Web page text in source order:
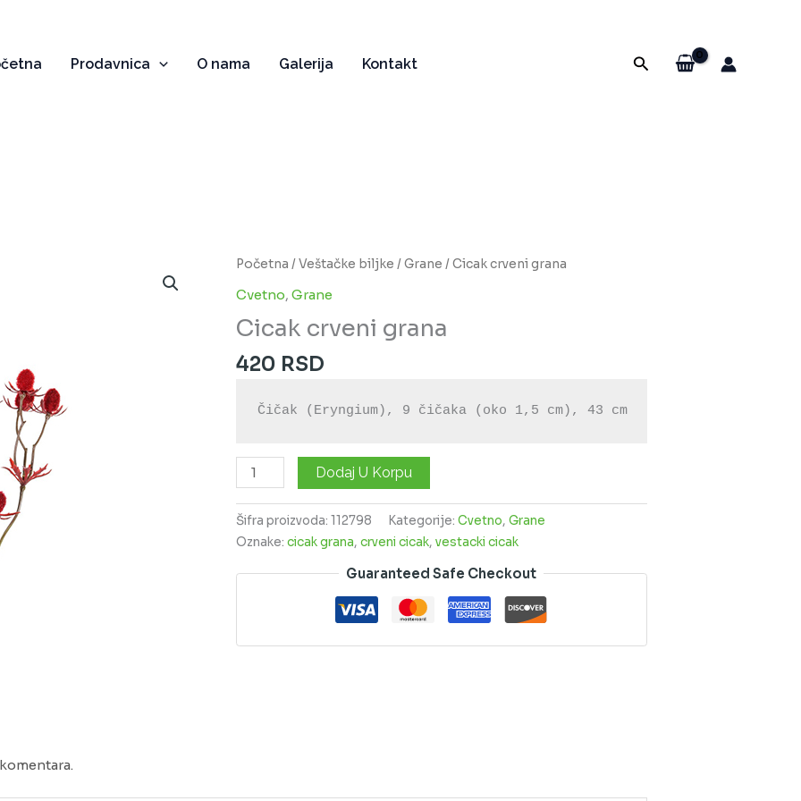
Prodavnica O nama Galerija Kontakt Pretraga
Početna /Veštačke biljke /Grane / Cicak crveni grana
Cvetno, Grane
Cicak crveni grana
420 RSD
Čičak (Eryngium), 9 čičaka (oko 1,5 cm), 43 cm
Cicak
količina
Dodaj U Korpu
Šifra proizvoda: 112798 Kategorije: Cvetno, Grane
Oznake: cicak grana, crveni cicak, vestacki cicak
Guaranteed Safe Checkout